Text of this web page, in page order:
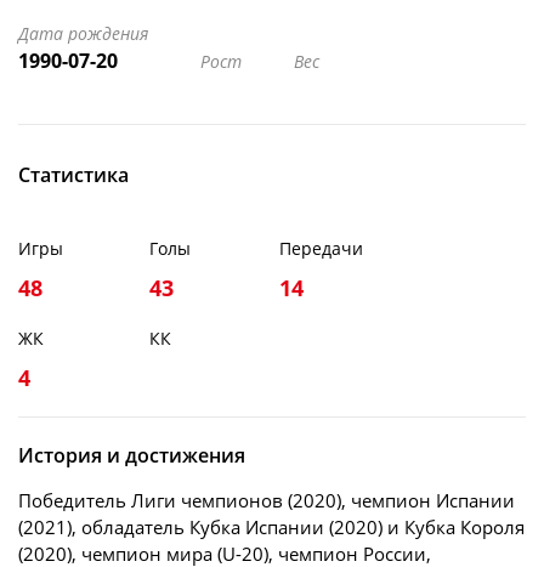
Дата рождения
1990-07-20 Рост Вес
Статистика
Игры
48
Голы
43
Передачи
14
ЖК
4
КК
История и достижения
Победитель Лиги чемпионов (2020), чемпион Испании
(2021), обладатель Кубка Испании (2020) и Кубка Короля
(2020), чемпион мира (U-20), чемпион России,